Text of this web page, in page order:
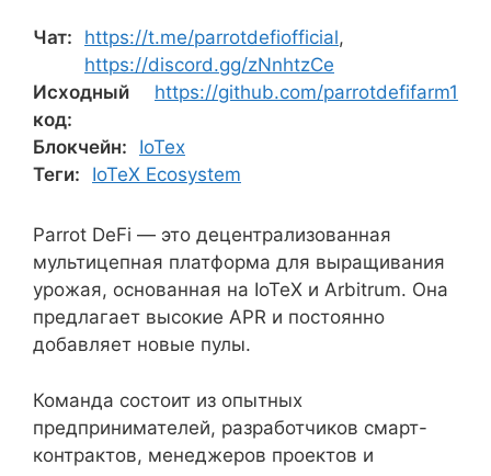
Чат: https://t.me/parrotdefiofficial,
https://discord.gg/zNnhtzCe
Исходный
код:
https://github.com/parrotdefifarm1
Блокчейн:
IoTex
Теги:
IoTeX Ecosystem
Parrot DeFi — это децентрализованная
мультицепная платформа для выращивания
урожая, основанная на IoTeX и Arbitrum. Она
предлагает высокие APR и постоянно
добавляет новые пулы.
Команда состоит из опытных
предпринимателей, разработчиков смарт-
контрактов, менеджеров проектов и